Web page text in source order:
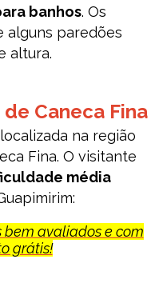
banhos. Os
alguns paredões
altura.
Caneca Fina
na região
Fina. O visitante
média
bem avaliados e com
grátis!